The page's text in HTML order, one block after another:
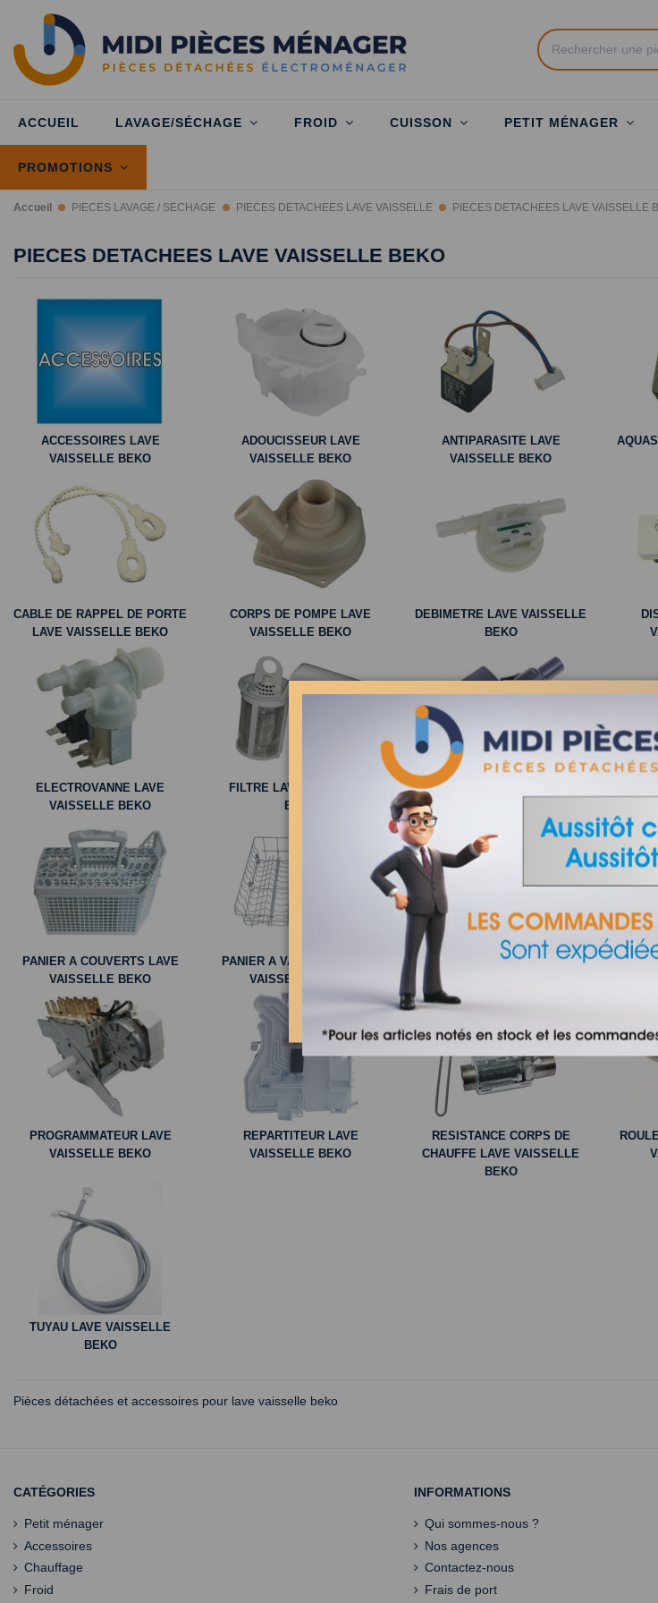
ACCUEIL LAVAGE/SÉCHAGE FROID CUISSON PETIT MÉNAGER
PROMOTIONS
Accueil PIECES LAVAGE / SECHAGE PIECES DETACHEES LAVE VAISSELLE PIECES DETACHEES LAVE VAISSELLE
PIECES DETACHEES LAVE VAISSELLE BEKO
ACCESSOIRES LAVE
VAISSELLE BEKO
ADOUCISSEUR LAVE
VAISSELLE BEKO
ANTIPARASITE LAVE
VAISSELLE BEKO
CABLE DE RAPPEL DE PORTE
LAVE VAISSELLE BEKO
CORPS DE POMPE LAVE
VAISSELLE BEKO
DEBIMETRE LAVE VAISSELLE
BEKO
ELECTROVANNE LAVE
VAISSELLE BEKO
FILTRE LAVE VAISSELLE
BEKO
INTERRUPTEUR LAVE
PANIER A COUVERTS LAVE
VAISSELLE BEKO
PANIER A VAISSELLE LAVE
VAISSELLE BEKO
POIGNEE DE PORTE LAVE
PROGRAMMATEUR LAVE
VAISSELLE BEKO
REPARTITEUR LAVE
VAISSELLE BEKO
RESISTANCE CORPS DE
CHAUFFE LAVE VAISSELLE
BEKO
TUYAU LAVE VAISSELLE
BEKO
Pièces détachées et accessoires pour lave vaisselle beko
CATÉGORIES
Petit ménager
Accessoires
Chauffage
Froid
INFORMATIONS
Qui sommes-nous ?
Nos agences
Contactez-nous
Frais de port